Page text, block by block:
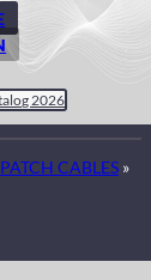
2026
PATCH CABLES »